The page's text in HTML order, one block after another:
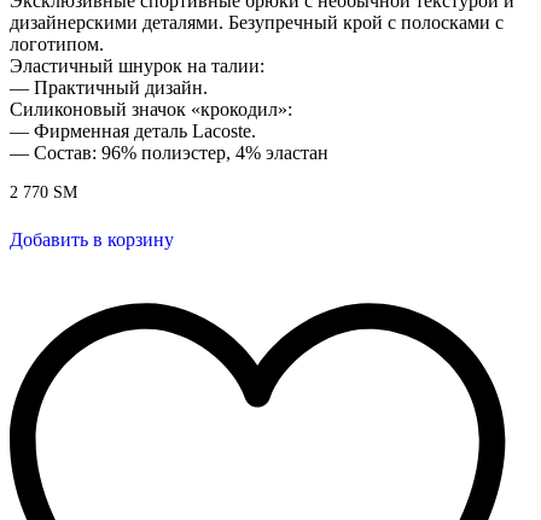
дизайнерскими деталями. Безупречный крой с полосками с
логотипом.
Эластичный шнурок на талии:
— Практичный дизайн.
Силиконовый значок «крокодил»:
— Фирменная деталь Lacoste.
— Состав: 96% полиэстер, 4% эластан
2 770 ЅМ
Добавить в корзину